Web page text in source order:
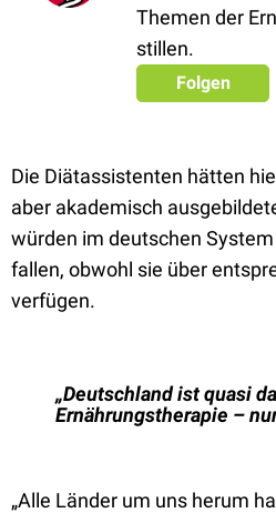
Themen der
stillen.
Folgen
Die Diätassistenten hätten
aber akademisch
würden im deutschen
fallen, obwohl sie über
verfügen.
„Deutschland ist quasi
Ernährungstherapie –
„Alle Länder um uns herum